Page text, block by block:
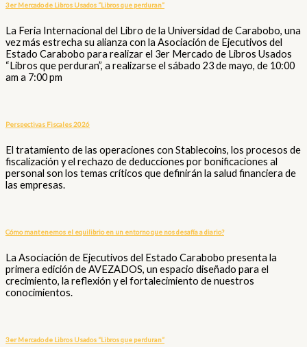
3er Mercado de Libros Usados “Libros que perduran”
La Feria Internacional del Libro de la Universidad de Carabobo, una
vez más estrecha su alianza con la Asociación de Ejecutivos del
Estado Carabobo para realizar el 3er Mercado de Libros Usados
“Libros que perduran”, a realizarse el sábado 23 de mayo, de 10:00
am a 7:00 pm
Perspectivas Fiscales 2026
El tratamiento de las operaciones con Stablecoins, los procesos de
fiscalización y el rechazo de deducciones por bonificaciones al
personal son los temas críticos que definirán la salud financiera de
las empresas.
Cómo mantenemos el equilibrio en un entorno que nos desafía a diario?
La Asociación de Ejecutivos del Estado Carabobo presenta la
primera edición de AVEZADOS, un espacio diseñado para el
crecimiento, la reflexión y el fortalecimiento de nuestros
conocimientos.
3er Mercado de Libros Usados “Libros que perduran”